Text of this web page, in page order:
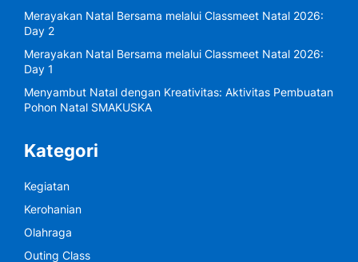
Merayakan Natal Bersama melalui Classmeet Natal 2026:
Day 2
Merayakan Natal Bersama melalui Classmeet Natal 2026:
Day 1
Menyambut Natal dengan Kreativitas: Aktivitas Pembuatan
Pohon Natal SMAKUSKA
Kategori
Kegiatan
Kerohanian
Olahraga
Outing Class